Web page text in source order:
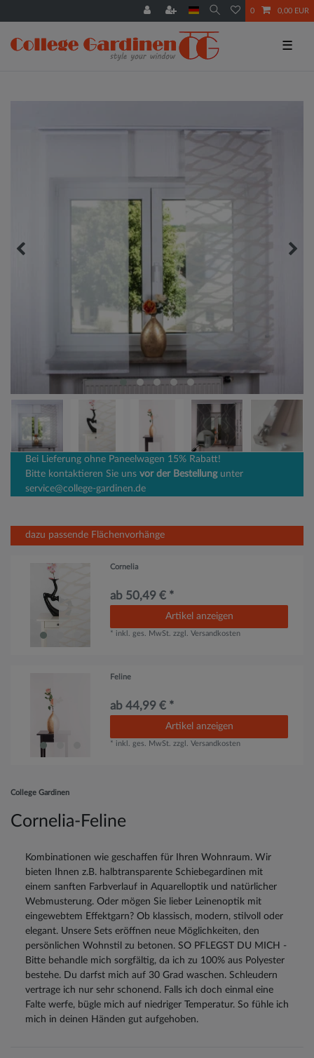
0 0,00 EUR
☰
Bei Lieferung ohne Paneelwagen 15% Rabatt!
Bitte kontaktieren Sie uns vor der Bestellungunter
service@college-gardinen.de
dazu passende Flächenvorhänge
Cornelia
ab 50,49 € *
Artikel anzeigen
* inkl. ges. MwSt. zzgl.Versandkosten
Feline
ab 44,99 € *
Artikel anzeigen
* inkl. ges. MwSt. zzgl.Versandkosten
College Gardinen
Cornelia-Feline
Kombinationen wie geschaffen für Ihren Wohnraum. Wir
bieten Ihnen z.B. halbtransparente Schiebegardinen mit
einem sanften Farbverlauf in Aquarelloptik und natürlicher
Webmusterung. Oder mögen Sie lieber Leinenoptik mit
eingewebtem Effektgarn? Ob klassisch, modern, stilvoll oder
elegant. Unsere Sets eröffnen neue Möglichkeiten, den
persönlichen Wohnstil zu betonen. SO PFLEGST DU MICH -
Bitte behandle mich sorgfältig, da ich zu 100% aus Polyester
bestehe. Du darfst mich auf 30 Grad waschen. Schleudern
vertrage ich nur sehr schonend. Falls ich doch einmal eine
Falte werfe, bügle mich auf niedriger Temperatur. So fühle ich
mich in deinen Händen gut aufgehoben.